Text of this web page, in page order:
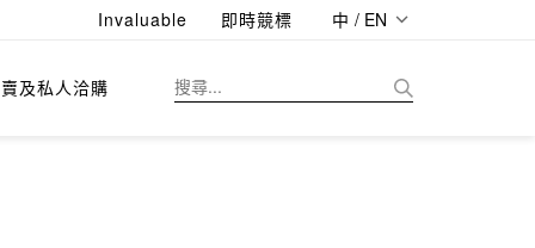
Invaluable 即時競標 中 / EN
及私人洽購